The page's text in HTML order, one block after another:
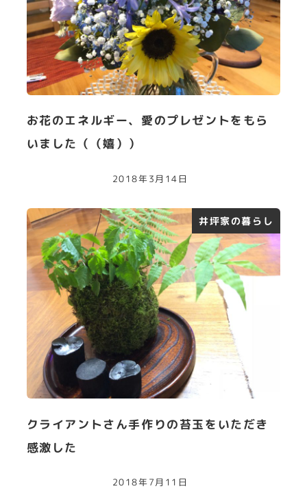
お花のエネルギー、愛のプレゼントをもら
いました（（嬉））
2018年3月14日
井坪家の暮らし
クライアントさん手作りの苔玉をいただき
感激した
2018年7月11日